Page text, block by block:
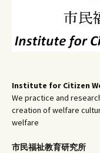
Institute for Citizen
We practice and
creation of welfare
welfare
市民福祉教育研究所